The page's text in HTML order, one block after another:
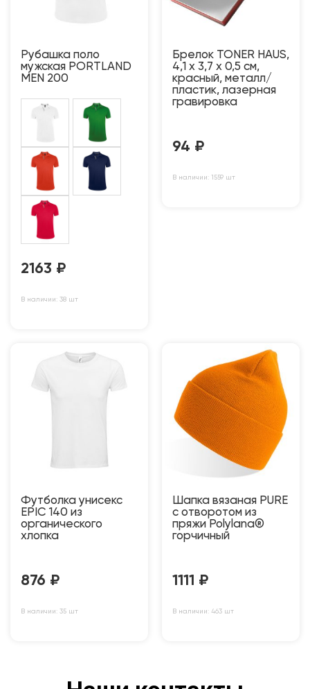
Рубашка поло
мужская PORTLAND
MEN 200
2163 ₽
В наличии: 38 шт
Брелок TONER HAUS,
4,1 x 3,7 x 0,5 см,
красный, металл/
пластик, лазерная
гравировка
94 ₽
В наличии: 1559 шт
Футболка унисекс
EPIC 140 из
органического
хлопка
876 ₽
В наличии: 35 шт
Шапка вязаная PURE
с отворотом из
пряжи Polylana®
горчичный
1111 ₽
В наличии: 463 шт